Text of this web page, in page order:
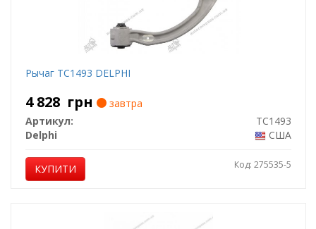
Рычаг TC1493 DELPHI
4 828 грн
завтра
Артикул:
TC1493
Delphi
США
КУПИТИ Код: 275535-5